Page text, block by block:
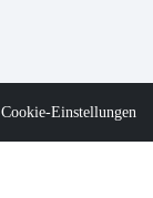
Cookie-Einstellungen